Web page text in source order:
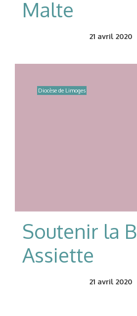
Malte
21 avril 2020
Diocèse de Limoges
Soutenir la
Assiette
21 avril 2020